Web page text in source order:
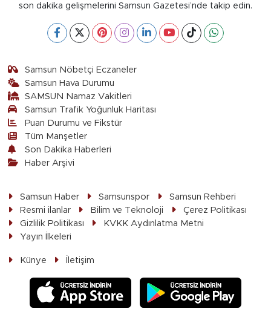
son dakika gelişmelerini Samsun Gazetesi’nde takip edin.
Samsun Nöbetçi Eczaneler
Samsun Hava Durumu
SAMSUN Namaz Vakitleri
Samsun Trafik Yoğunluk Haritası
Puan Durumu ve Fikstür
Tüm Manşetler
Son Dakika Haberleri
Haber Arşivi
Samsun Haber Samsunspor
Samsun Rehberi
Resmi ilanlar
Bilim ve Teknoloji
Çerez Politikası
Gizlilik Politikası
KVKK Aydınlatma Metni
Yayın İlkeleri
Künye İletişim